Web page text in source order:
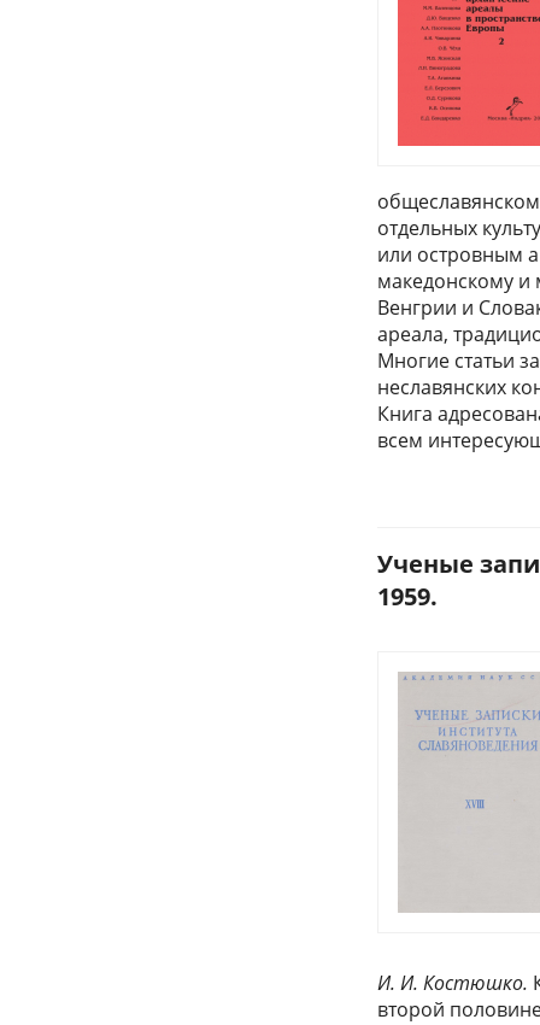
отдельных
или островным
македонскому и
Венгрии и
ареала,
Многие статьи
неславянских
Книга
всем
Ученые
1959.
И. И. Костюшко.
второй